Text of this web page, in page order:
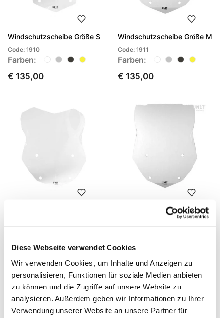
Diese Webseite verwendet Cookies
Wir verwenden Cookies, um Inhalte und Anzeigen zu
personalisieren, Funktionen für soziale Medien anbieten
zu können und die Zugriffe auf unsere Website zu
analysieren. Außerdem geben wir Informationen zu Ihrer
Verwendung unserer Website an unsere Partner für
Windschutzscheibe Größe S
Code: 1910
Farben:
€ 135,00
Windschutzscheibe Größe M
Code: 1911
Farben:
€ 135,00
€ 135,00
Windschutzscheibe Größe
Farben:
€ 135,00